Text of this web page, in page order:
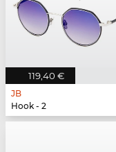
119,40 €
JB
Hook - 2